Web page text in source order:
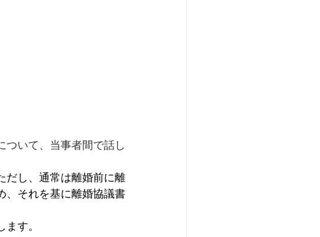
ついて、当事者間で話し
だし、通常は離婚前に離
、それを基に離婚協議書
す。